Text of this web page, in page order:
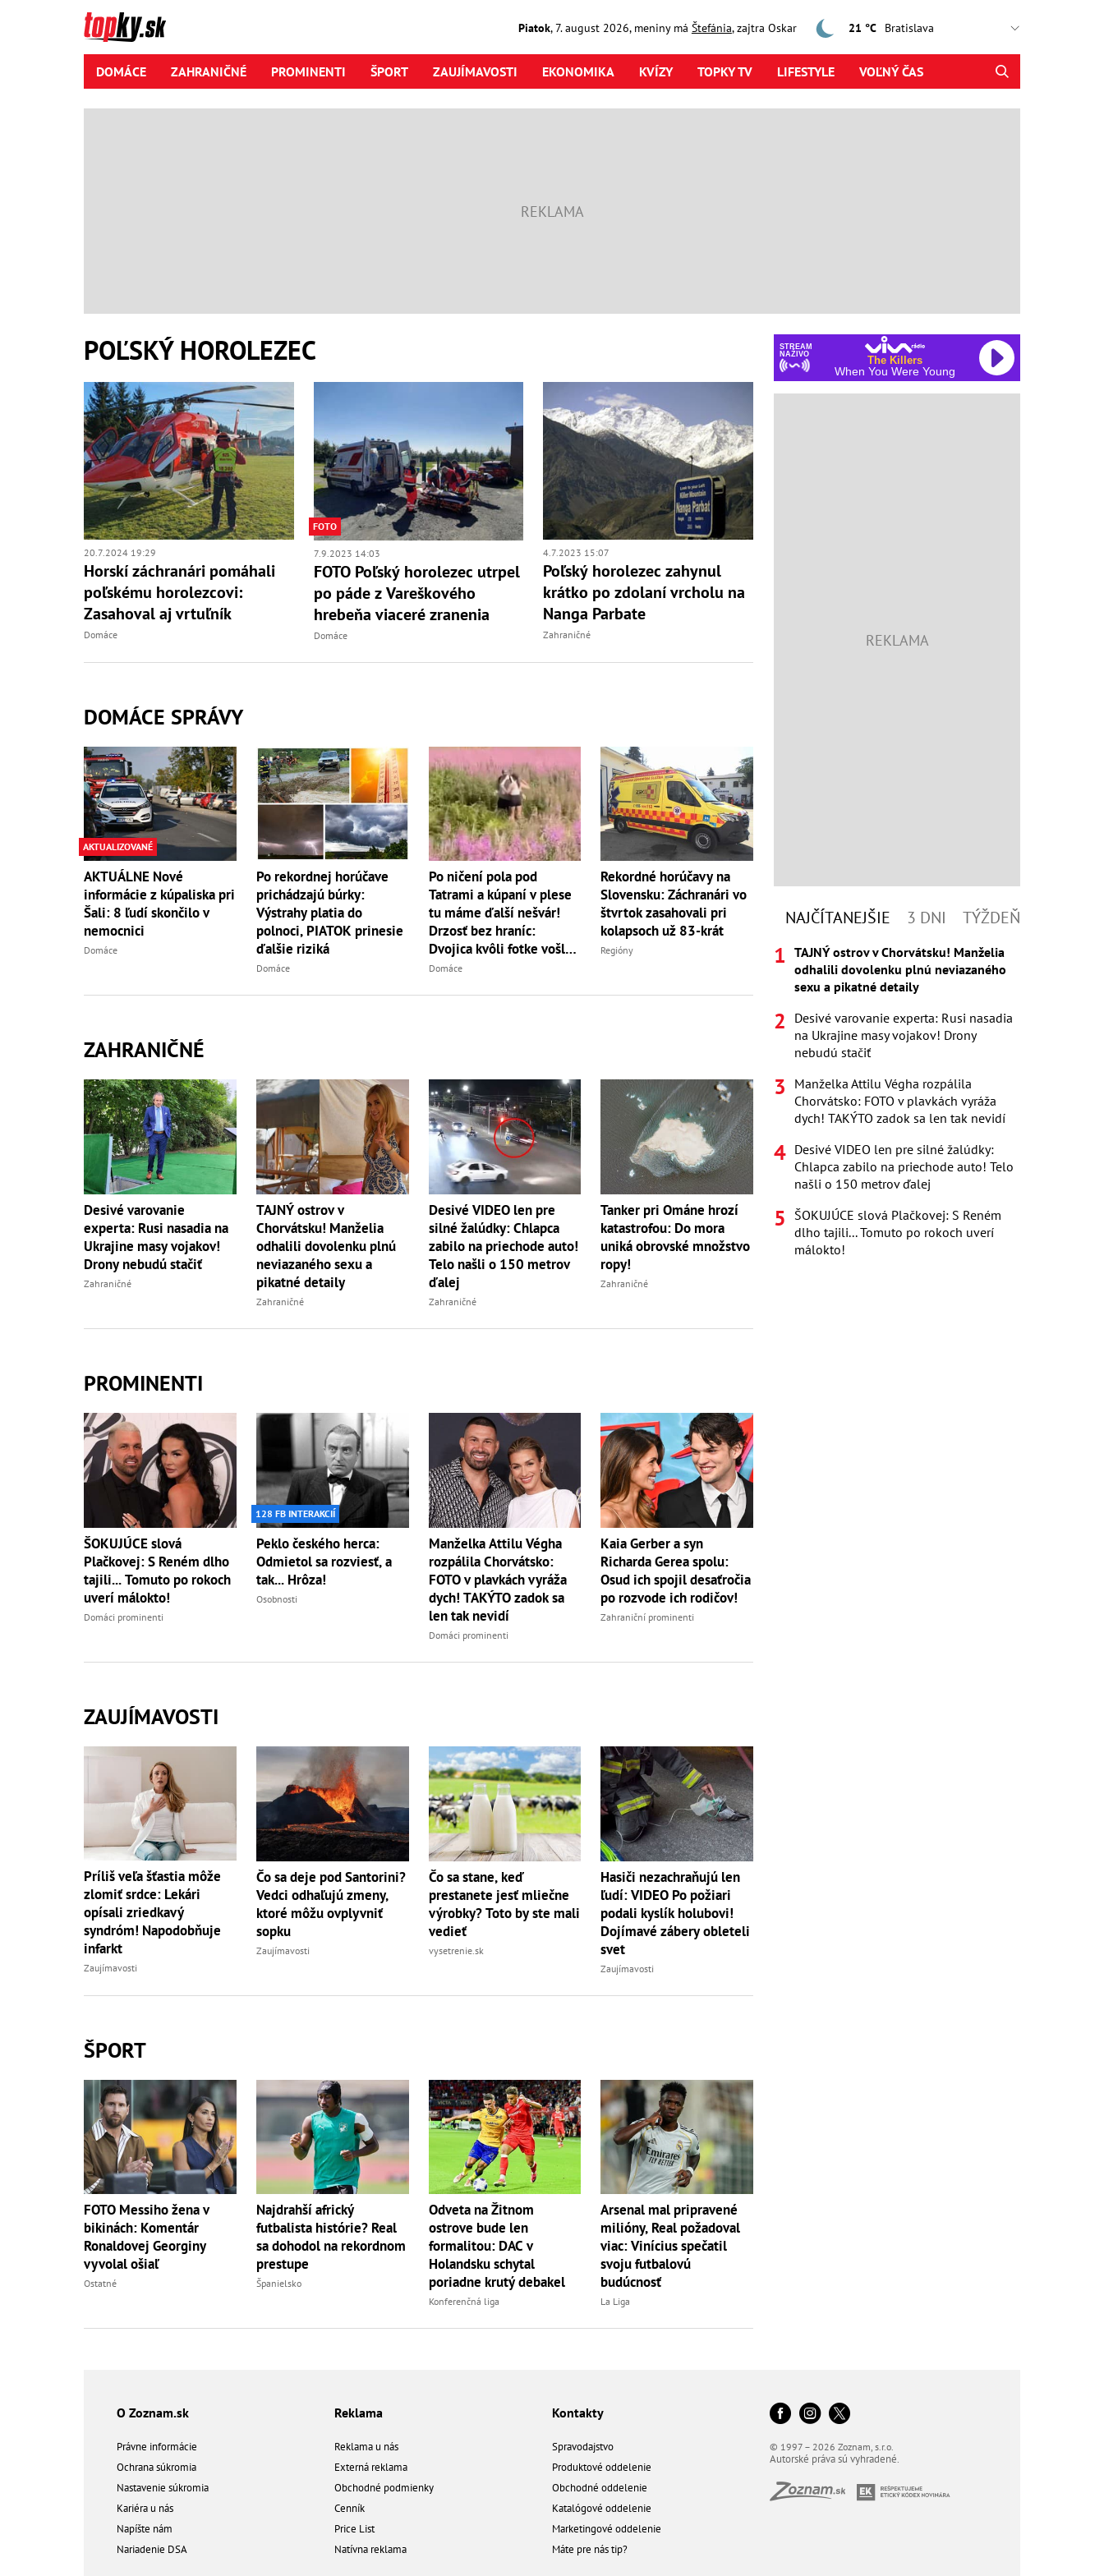
Piatok,7. august2026, meniny má Štefánia, zajtra Oskar 21 °C
DOMÁCE ZAHRANIČNÉ PROMINENTI ŠPORT ZAUJÍMAVOSTI EKONOMIKA KVÍZY TOPKY TV LIFESTYLE VOĽNÝ ČAS
POĽSKÝ HOROLEZEC
20.7.2024 19:29
Horskí záchranári pomáhali
poľskému horolezcovi:
Zasahoval aj vrtuľník
Domáce
FOTO
7.9.2023 14:03
FOTO Poľský horolezec utrpel
po páde z Vareškového
hrebeňa viaceré zranenia
Domáce
4.7.2023 15:07
Poľský horolezec zahynul
krátko po zdolaní vrcholu na
Nanga Parbate
Zahraničné
DOMÁCE SPRÁVY
AKTUALIZOVANÉ
AKTUÁLNE Nové
informácie z kúpaliska pri
Šali: 8 ľudí skončilo v
nemocnici
Domáce
Po rekordnej horúčave
prichádzajú búrky:
Výstrahy platia do
polnoci, PIATOK prinesie
ďalšie riziká
Domáce
Po ničení pola pod
Tatrami a kúpaní v plese
tu máme ďalší nešvár!
Drzosť bez hraníc:
Dvojica kvôli fotke vošla
do...
Domáce
Rekordné horúčavy na
Slovensku: Záchranári vo
štvrtok zasahovali pri
kolapsoch už 83-krát
Regióny
ZAHRANIČNÉ
Desivé varovanie
experta: Rusi nasadia na
Ukrajine masy vojakov!
Drony nebudú stačiť
Zahraničné
TAJNÝ ostrov v
Chorvátsku! Manželia
odhalili dovolenku plnú
neviazaného sexu a
pikatné detaily
Zahraničné
Desivé VIDEO len pre
silné žalúdky: Chlapca
zabilo na priechode auto!
Telo našli o 150 metrov
ďalej
Zahraničné
Tanker pri Ománe hrozí
katastrofou: Do mora
uniká obrovské množstvo
ropy!
Zahraničné
PROMINENTI
ŠOKUJÚCE slová
Plačkovej: S Reném dlho
tajili... Tomuto po rokoch
uverí málokto!
Domáci prominenti
128 FB INTERAKCIÍ
Peklo českého herca:
Odmietol sa rozviesť, a
tak... Hrôza!
Osobnosti
Manželka Attilu Végha
rozpálila Chorvátsko:
FOTO v plavkách vyráža
dych! TAKÝTO zadok sa
len tak nevidí
Domáci prominenti
Kaia Gerber a syn
Richarda Gerea spolu:
Osud ich spojil desaťročia
po rozvode ich rodičov!
Zahraniční prominenti
ZAUJÍMAVOSTI
Príliš veľa šťastia môže
zlomiť srdce: Lekári
opísali zriedkavý
syndróm! Napodobňuje
infarkt
Zaujímavosti
Čo sa deje pod Santorini?
Vedci odhaľujú zmeny,
ktoré môžu ovplyvniť
sopku
Zaujímavosti
Čo sa stane, keď
prestanete jesť mliečne
výrobky? Toto by ste mali
vedieť
vysetrenie.sk
Hasiči nezachraňujú len
ľudí: VIDEO Po požiari
podali kyslík holubovi!
Dojímavé zábery obleteli
svet
Zaujímavosti
ŠPORT
FOTO Messiho žena v
bikinách: Komentár
Ronaldovej Georginy
vyvolal ošiaľ
Ostatné
Najdrahší africký
futbalista histórie? Real
sa dohodol na rekordnom
prestupe
Španielsko
Odveta na Žitnom
ostrove bude len
formalitou: DAC v
Holandsku schytal
poriadne krutý debakel
Konferenčná liga
Arsenal mal pripravené
milióny, Real požadoval
viac: Vinícius spečatil
svoju futbalovú
budúcnosť
La Liga
STREAM
NAŽIVO
The Killers
When You Were Young
NAJČÍTANEJŠIE 3 DNI TÝŽDEŇ
TAJNÝ ostrov v Chorvátsku! Manželia
odhalili dovolenku plnú neviazaného
sexu a pikatné detaily
Desivé varovanie experta: Rusi nasadia
na Ukrajine masy vojakov! Drony
nebudú stačiť
Manželka Attilu Végha rozpálila
Chorvátsko: FOTO v plavkách vyráža
dych! TAKÝTO zadok sa len tak nevidí
Desivé VIDEO len pre silné žalúdky:
Chlapca zabilo na priechode auto! Telo
našli o 150 metrov ďalej
ŠOKUJÚCE slová Plačkovej: S Reném
dlho tajili... Tomuto po rokoch uverí
málokto!
O Zoznam.sk
Právne informácie
Ochrana súkromia
Nastavenie súkromia
Kariéra u nás
Napíšte nám
Nariadenie DSA
Reklama
Reklama u nás
Externá reklama
Obchodné podmienky
Cenník
Price List
Natívna reklama
Kontakty
Spravodajstvo
Produktové oddelenie
Obchodné oddelenie
Katalógové oddelenie
Marketingové oddelenie
Máte pre nás tip?
© 1997 – 2026 Zoznam, s.r.o.
Autorské práva sú vyhradené.